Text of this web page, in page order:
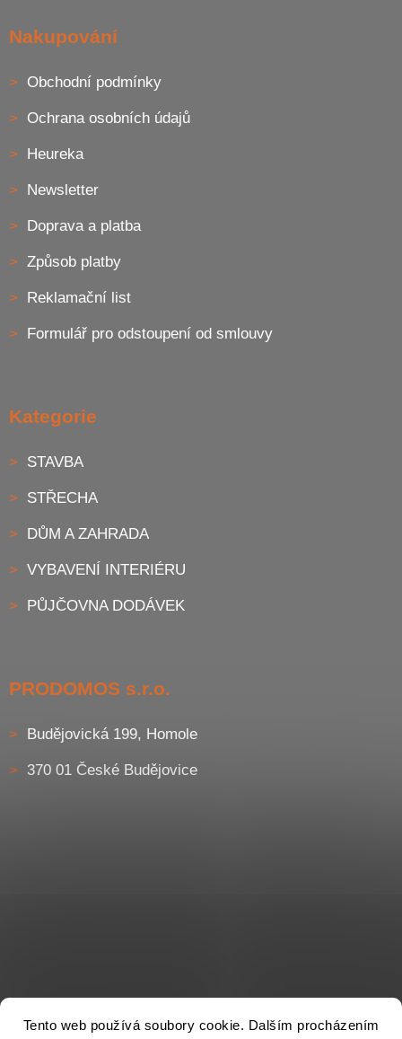
Tento web používá soubory cookie. Dalším procházením
Nakupování
Obchodní podmínky
Ochrana osobních údajů
Heureka
Newsletter
Doprava a platba
Způsob platby
Reklamační list
Formulář pro odstoupení od smlouvy
Kategorie
STAVBA
STŘECHA
DŮM A ZAHRADA
VYBAVENÍ INTERIÉRU
PŮJČOVNA DODÁVEK
PRODOMOS s.r.o.
Budějovická 199, Homole
370 01 České Budějovice